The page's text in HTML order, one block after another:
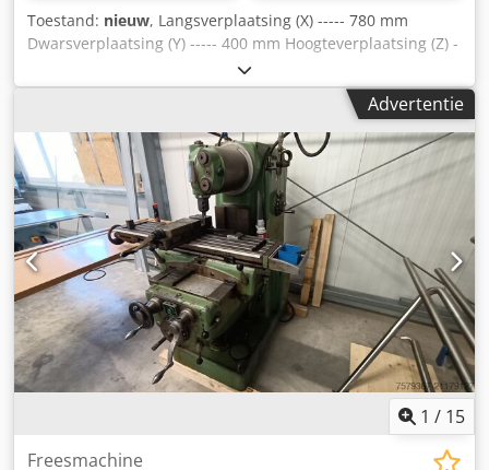
Toestand: nieuw, Langsverplaatsing (X) ----- 780 mm
Dwarsverplaatsing (Y) ----- 400 mm Hoogteverplaatsing (Z) -
---- 400 mm Verticale motor ----- 3.75 KW Horizontale
freesspindel ----- 40~1300 o/min (12) Verticale freesspindel
----- traploos 50~420 / 420~3750 o/min Spindelopname -----
ISO40 Tafel ----- 1370 x 305 mm Gewicht ----- 1500 KG
INCLUSIEF * Kogelomloopspil X,Y * 3,75 kW verticale
spindelmotor * variabele spindelsnelheid * 3-assige
digitale uitlezing SINO * Automatische tafelvoeding X,Y,Z *
Ijlgang X,Y,Z * LED verlichting * Koelsysteem * Luxe
bedieningskast * Kantelbare freeskop links/rechts
voor/achter 0-90 graden * A & T pneumatische
aantrekstang Dedpfovlfm Isx Ankokr * Automatische
oliesmering * SIEMENS elektronische componenten * 58-
dlg opspanset * 2 stuks horizontale freesdoorn
Advertentie
1 / 15
Freesmachine